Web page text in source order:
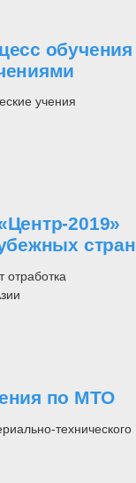
обучения
учения
2019»
стран
отработка
по МТО
технического